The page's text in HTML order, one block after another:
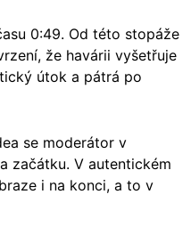
0:49. Od této stopáže
že havárii vyšetřuje
útok a pátrá po
se moderátor v
začátku. V autentickém
i na konci, a to v